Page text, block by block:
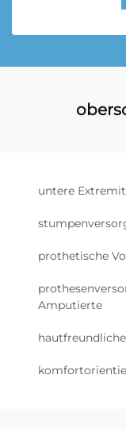
untere
prothetische
Amputierte